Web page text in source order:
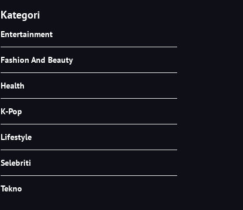
Kategori
Entertainment
Fashion And Beauty
Health
K-Pop
Lifestyle
Selebriti
Tekno